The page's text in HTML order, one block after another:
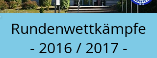
Rundenwettkämpfe
- 2016 / 2017 -